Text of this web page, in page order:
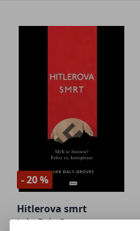
- 20 %
Hitlerova smrt
Luke Daly-Groves